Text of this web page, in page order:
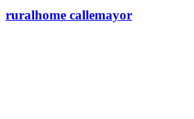
ruralhome callemayor